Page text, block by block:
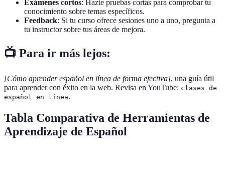
Exámenes cortos: Hazte pruebas cortas para comprobar tu
conocimiento sobre temas específicos.
Feedback: Si tu curso ofrece sesiones uno a uno, pregunta a
tu instructor sobre tus áreas de mejora.
📺 Para ir más lejos:
[Cómo aprender español en línea de forma efectiva], una guía útil
para aprender con éxito en la web. Revisa en YouTube: clases de
español en línea.
Tabla Comparativa de Herramientas de
Aprendizaje de Español